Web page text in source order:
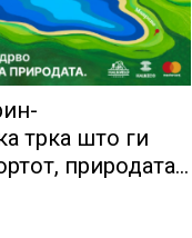
трка што ги
природата